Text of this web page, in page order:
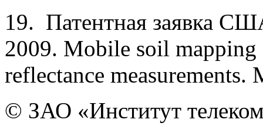
19. Патентная заявка
2009. Mobile soil
reflectance
© ЗАО «Институт